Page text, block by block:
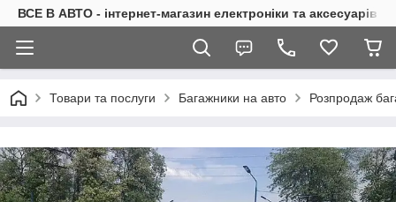
ВСЕ В АВТО - інтернет-магазин електроніки та аксесуарів в
Товари та послуги Багажники на авто Розпродаж